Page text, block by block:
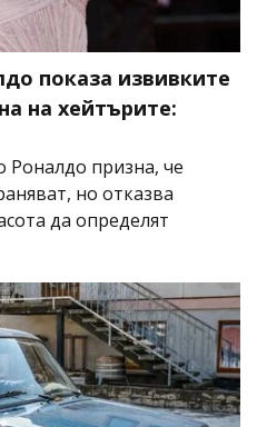
показа извивките
на хейтърите:
Роналдо призна, че
но отказва
да определят